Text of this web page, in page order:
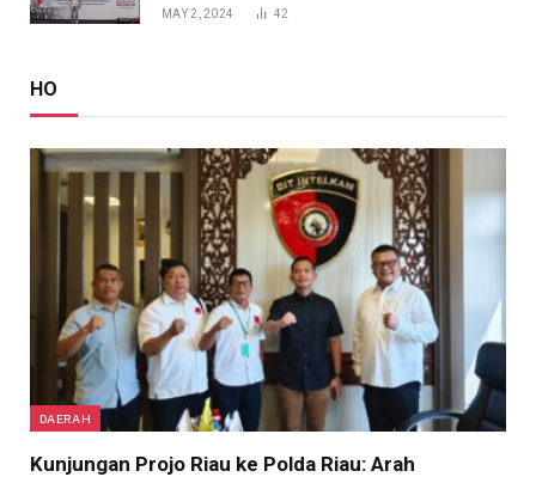
MAY 2, 2024 42
HO
DAERAH
Kunjungan Projo Riau ke Polda Riau: Arah